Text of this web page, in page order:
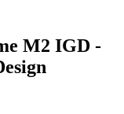
M2 IGD -